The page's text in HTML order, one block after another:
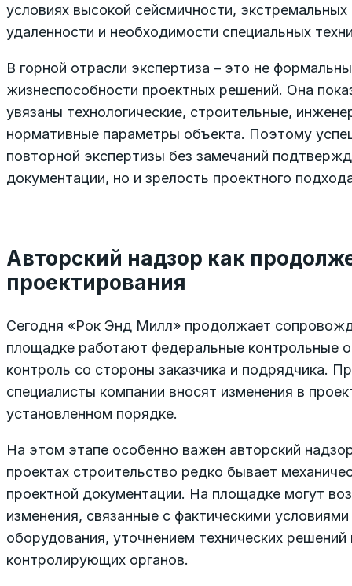
условиях высокой сейсмичности, экстремальных
удаленности и необходимости специальных
В горной отрасли экспертиза – это не
жизнеспособности проектных решений. Она
увязаны технологические, строительные,
нормативные параметры объекта. Поэтому
повторной экспертизы без замечаний
документации, но и зрелость проектного
Авторский надзор как
проектирования
Сегодня «Рок Энд Милл» продолжает
площадке работают федеральные контрольные
контроль со стороны заказчика и подрядчика.
специалисты компании вносят изменения в
установленном порядке.
На этом этапе особенно важен авторский
проектах строительство редко бывает
проектной документации. На площадке могут
изменения, связанные с фактическими
оборудования, уточнением технических
контролирующих органов.